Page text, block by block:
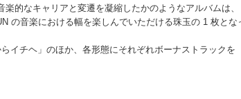
的なキャリアと変遷を凝縮したかのようなアルバムは、
の音楽における幅を楽しんでいただける珠玉の 1 枚とな
イチヘ」のほか、各形態にそれぞれボーナストラックを